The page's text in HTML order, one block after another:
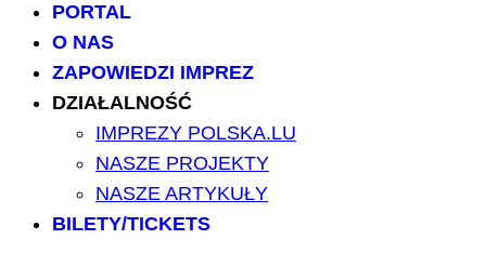
PORTAL
O NAS
ZAPOWIEDZI IMPREZ
DZIAŁALNOŚĆ
IMPREZY POLSKA.LU
NASZE PROJEKTY
NASZE ARTYKUŁY
BILETY/TICKETS